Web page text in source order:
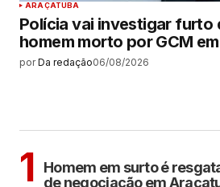
ARAÇATUBA
Polícia vai investigar furto
homem morto por GCM
por Da redação06/08/2026
1
Homem em surto é
de negociação em